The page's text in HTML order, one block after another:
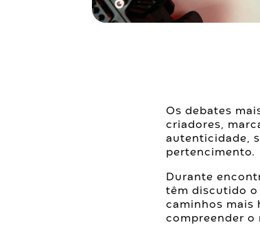
Os debates
criadores,
autenticidade,
pertencimento.
Durante
têm discutido o
caminhos mais
compreender o